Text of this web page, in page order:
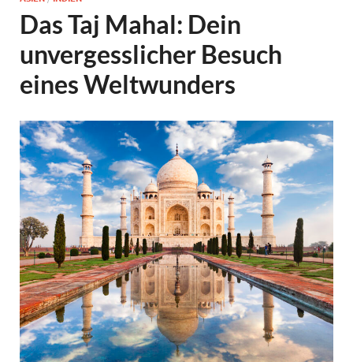
Das Taj Mahal: Dein
unvergesslicher Besuch
eines Weltwunders